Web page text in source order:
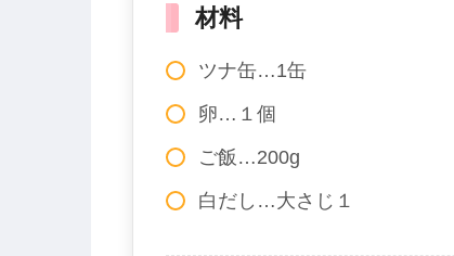
材料
ツナ缶…1缶
卵…１個
ご飯…200g
白だし…大さじ１